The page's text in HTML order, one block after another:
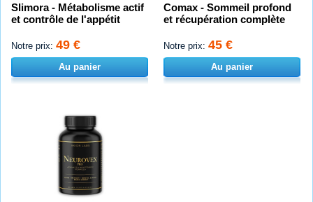
Slimora - Métabolisme actif
et contrôle de l'appétit
Notre prix: 49 €
Au panier
Comax - Sommeil profond
et récupération complète
Notre prix: 45 €
Au panier